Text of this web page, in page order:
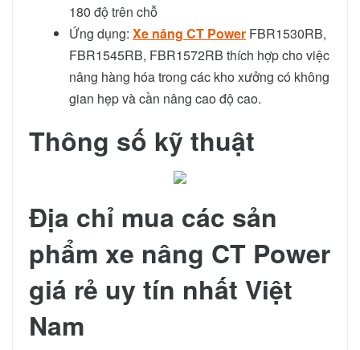
180 độ trên chỗ
Ứng dụng: Xe nâng CT Power FBR1530RB,
FBR1545RB, FBR1572RB thích hợp cho việc
nâng hàng hóa trong các kho xưởng có không
gian hẹp và cần nâng cao độ cao.
Thông số kỹ thuật
Địa chỉ mua các sản
phẩm xe nâng CT Power
giá rẻ uy tín nhất Việt
Nam